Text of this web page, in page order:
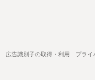
広告識別子の取得・利用 プライ